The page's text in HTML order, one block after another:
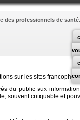
des professionnels de santé.
sur les sites
du public aux
souvent critiquable et